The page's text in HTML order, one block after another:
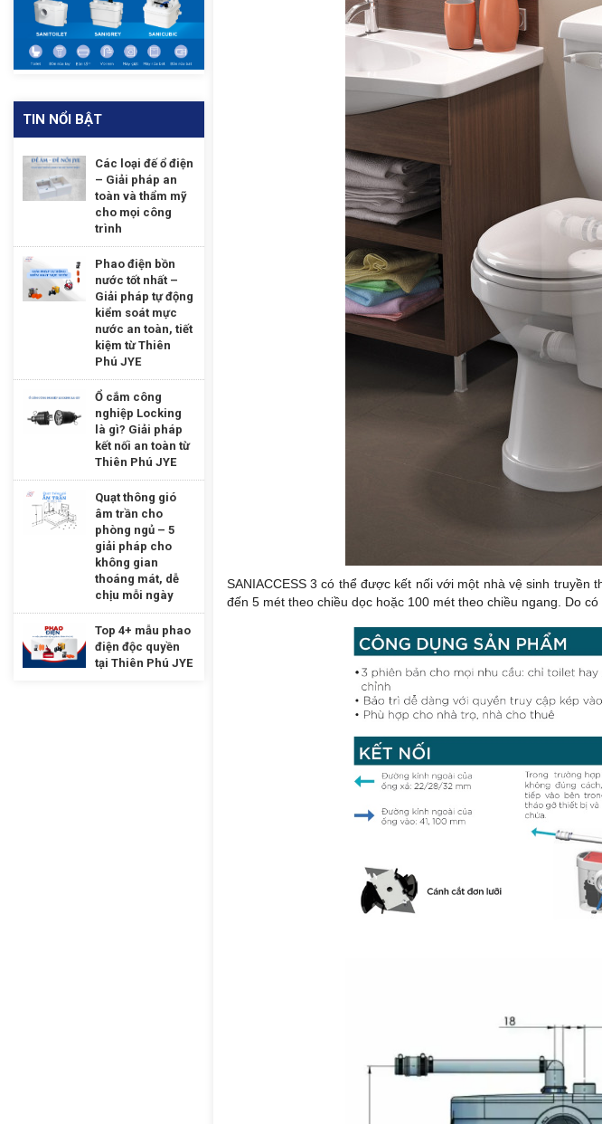
TIN NỔI BẬT
Các loại đế ổ điện
– Giải pháp an
toàn và thẩm mỹ
cho mọi công
trình
Phao điện bồn
nước tốt nhất –
Giải pháp tự động
kiểm soát mực
nước an toàn, tiết
kiệm từ Thiên
Phú JYE
Ổ cắm công
nghiệp Locking
là gì? Giải pháp
kết nối an toàn từ
Thiên Phú JYE
Quạt thông gió
âm trần cho
phòng ngủ – 5
giải pháp cho
không gian
thoáng mát, dễ
chịu mỗi ngày
Top 4+ mẫu phao
điện độc quyền
tại Thiên Phú JYE
SANIACCESS 3 có thể được kết nối với một nhà vệ sinh
đến 5 mét theo chiều dọc hoặc 100 mét theo chiều ngang. Do